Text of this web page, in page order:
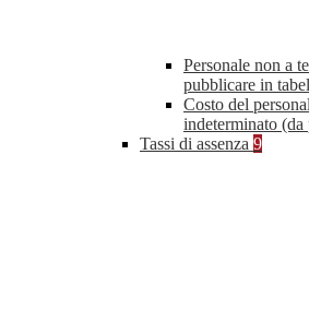
Personale non a
pubblicare in
Costo del
indeterminato
Tassi di assenza 9